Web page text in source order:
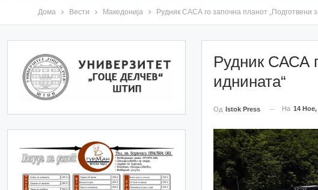
Дома Вести Македонија Рудник САСА го започна планот „Подготвени
Рудник САСА
иднината“
Од Istok Press На 14 Ное,